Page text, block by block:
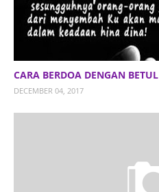
CARA BERDOA DENGAN BETUL
DECEMBER 04, 2017